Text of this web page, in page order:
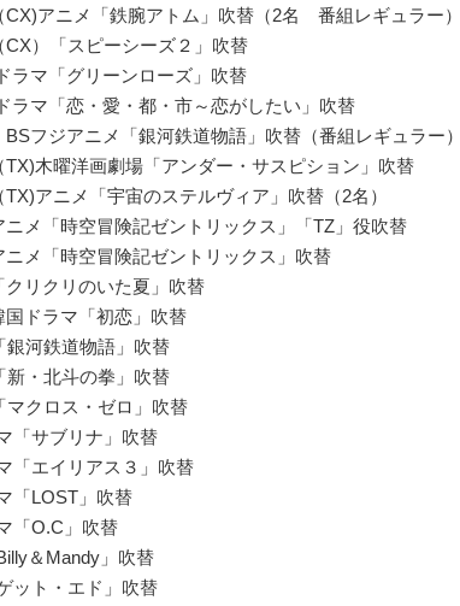
CX)アニメ「鉄腕アトム」吹替（2名 番組レギュラー
CX）「スピーシーズ２」吹替
ラマ「グリーンローズ」吹替
ラマ「恋・愛・都・市～恋がしたい」吹替
BSフジアニメ「銀河鉄道物語」吹替（番組レギュラー
TX)木曜洋画劇場「アンダー・サスピション」吹替
アニメ「宇宙のステルヴィア」吹替（2名）
ニメ「時空冒険記ゼントリックス」「TZ」役吹替
ニメ「時空冒険記ゼントリックス」吹替
クリクリのいた夏」吹替
国ドラマ「初恋」吹替
銀河鉄道物語」吹替
新・北斗の拳」吹替
マクロス・ゼロ」吹替
「サブリナ」吹替
「エイリアス３」吹替
「LOST」吹替
「O.C」吹替
＆Mandy」吹替
ット・エド」吹替